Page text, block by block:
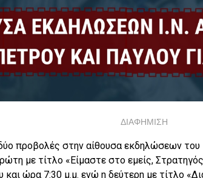
ΔΙΑΦΗΜΙΣΗ
προβολές στην αίθουσα εκδηλώσεων
με τίτλο «Είμαστε στο εμείς,
και ώρα 7:30 μ.μ. ενώ η δεύτερη με τίτλο